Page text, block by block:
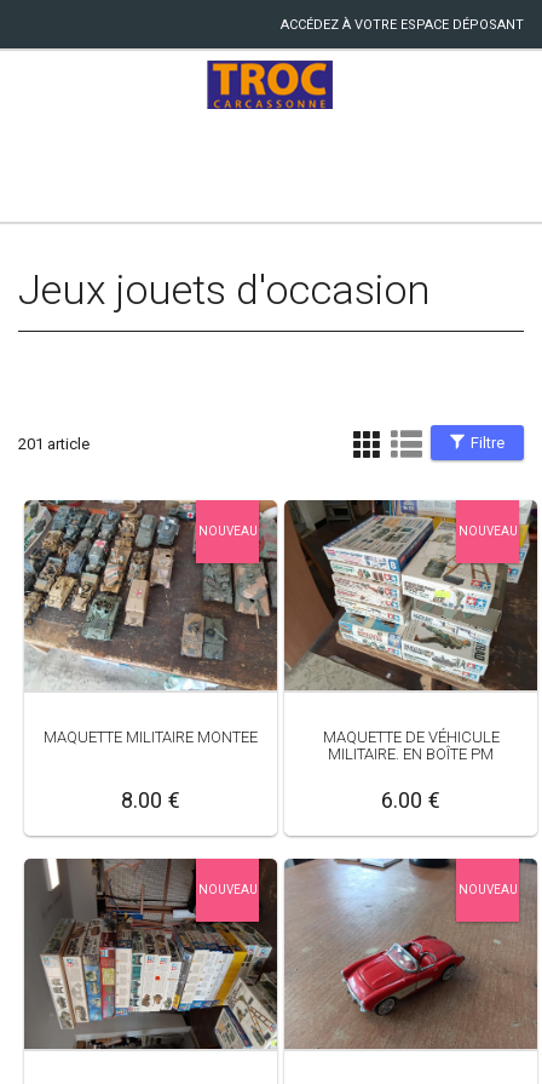
ACCÉDEZ À VOTRE ESPACE DÉPOSANT
Jeux jouets d'occasion
Filtre
201 article
NOUVEAU
MAQUETTE MILITAIRE MONTEE
8.00 €
NOUVEAU
MAQUETTE DE VÉHICULE
MILITAIRE. EN BOÎTE PM
6.00 €
NOUVEAU NOUVEAU